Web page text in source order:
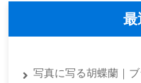
最
写真に写る胡蝶蘭｜